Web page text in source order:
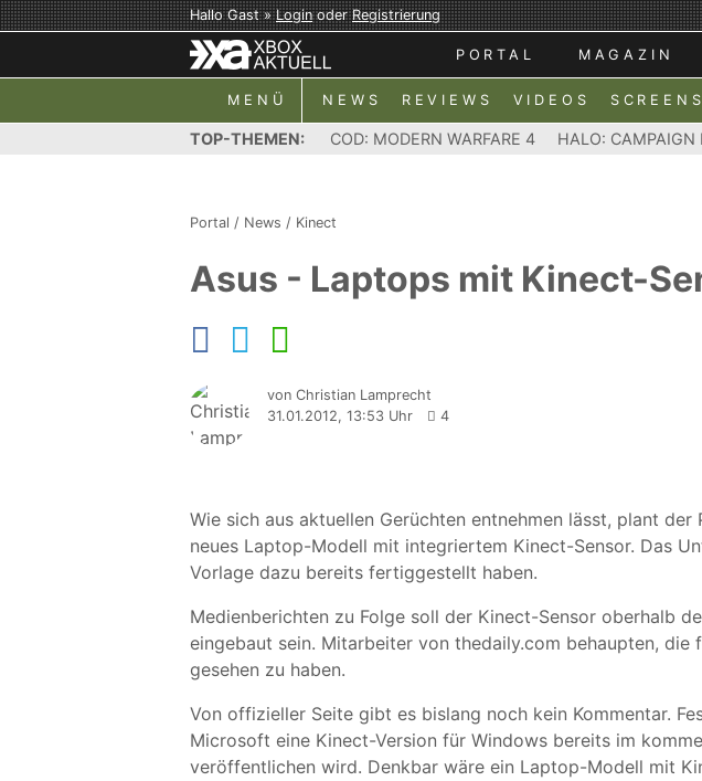
Hallo Gast »LoginoderRegistrierung
PORTAL MAGAZIN
MENÜ NEWS REVIEWS VIDEOS SCREENS
TOP-THEMEN: COD: MODERN WARFARE 4 HALO: CAMPAIGN
Portal / News / Kinect
Asus - Laptops mit Kinect-
von Christian Lamprecht
31.01.2012, 13:53 Uhr
4
Wie sich aus aktuellen Gerüchten entnehmen lässt, plant der
neues Laptop-Modell mit integriertem Kinect-Sensor. Das
Vorlage dazu bereits fertiggestellt haben.
Medienberichten zu Folge soll der Kinect-Sensor oberhalb
eingebaut sein. Mitarbeiter von thedaily.com behaupten, die
gesehen zu haben.
Von offizieller Seite gibt es bislang noch kein Kommentar.
Microsoft eine Kinect-Version für Windows bereits im
veröffentlichen wird. Denkbar wäre ein Laptop-Modell mit